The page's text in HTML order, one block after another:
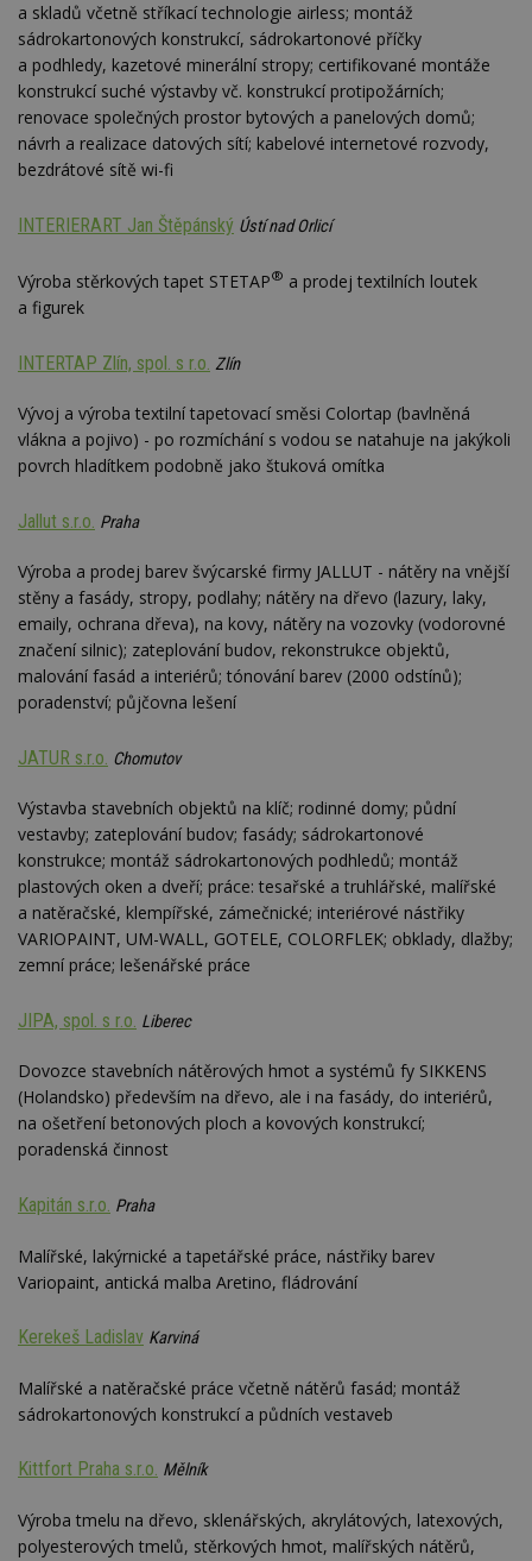
a skladů včetně stříkací technologie airless; montáž
sádrokartonových konstrukcí, sádrokartonové příčky
a podhledy, kazetové minerální stropy; certifikované montáže
konstrukcí suché výstavby vč. konstrukcí protipožárních;
renovace společných prostor bytových a panelových domů;
návrh a realizace datových sítí; kabelové internetové rozvody,
bezdrátové sítě wi-fi
INTERIERART Jan Štěpánský Ústí nad Orlicí
Výroba stěrkových tapet STETAP® a prodej textilních loutek
a figurek
INTERTAP Zlín, spol. s r.o. Zlín
Vývoj a výroba textilní tapetovací směsi Colortap (bavlněná
vlákna a pojivo) - po rozmíchání s vodou se natahuje na jakýkoli
povrch hladítkem podobně jako štuková omítka
Jallut s.r.o. Praha
Výroba a prodej barev švýcarské firmy JALLUT - nátěry na vnější
stěny a fasády, stropy, podlahy; nátěry na dřevo (lazury, laky,
emaily, ochrana dřeva), na kovy, nátěry na vozovky (vodorovné
značení silnic); zateplování budov, rekonstrukce objektů,
malování fasád a interiérů; tónování barev (2000 odstínů);
poradenství; půjčovna lešení
JATUR s.r.o. Chomutov
Výstavba stavebních objektů na klíč; rodinné domy; půdní
vestavby; zateplování budov; fasády; sádrokartonové
konstrukce; montáž sádrokartonových podhledů; montáž
plastových oken a dveří; práce: tesařské a truhlářské, malířské
a natěračské, klempířské, zámečnické; interiérové nástřiky
VARIOPAINT, UM-WALL, GOTELE, COLORFLEK; obklady, dlažby;
zemní práce; lešenářské práce
JIPA, spol. s r.o. Liberec
Dovozce stavebních nátěrových hmot a systémů fy SIKKENS
(Holandsko) především na dřevo, ale i na fasády, do interiérů,
na ošetření betonových ploch a kovových konstrukcí;
poradenská činnost
Kapitán s.r.o. Praha
Malířské, lakýrnické a tapetářské práce, nástřiky barev
Variopaint, antická malba Aretino, fládrování
Kerekeš Ladislav Karviná
Malířské a natěračské práce včetně nátěrů fasád; montáž
sádrokartonových konstrukcí a půdních vestaveb
Kittfort Praha s.r.o. Mělník
Výroba tmelu na dřevo, sklenářských, akrylátových, latexových,
polyesterových tmelů, stěrkových hmot, malířských nátěrů,